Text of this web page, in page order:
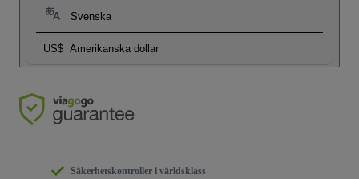
Svenska
US$ Amerikanska dollar
Säkerhetskontroller i världsklass